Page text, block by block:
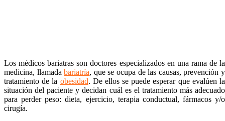
Los médicos bariatras son doctores especializados en una rama de la
medicina, llamadabariatría, que se ocupa de las causas, prevención y
tratamiento de la obesidad. De ellos se puede esperar que evalúen la
situación del paciente y decidan cuál es el tratamiento más adecuado
para perder peso: dieta, ejercicio, terapia conductual, fármacos y/o
cirugía.